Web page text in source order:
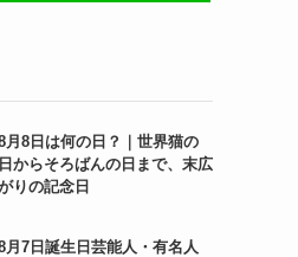
月8日は何の日？｜世界猫の
日からそろばんの日まで、末広
りの記念日
月7日誕生日芸能人・有名人